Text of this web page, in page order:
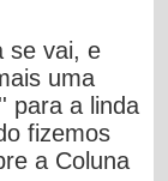
se vai, e
uma
para a linda
fizemos
a Coluna